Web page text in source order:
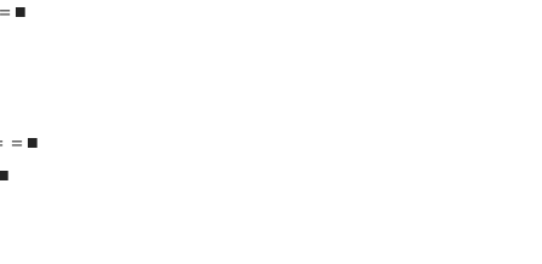
■
＝■